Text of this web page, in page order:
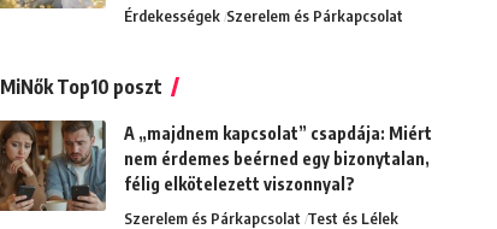
Érdekességek Szerelem és Párkapcsolat
MiNők Top10 poszt
A „majdnem kapcsolat” csapdája: Miért
nem érdemes beérned egy bizonytalan,
félig elkötelezett viszonnyal?
Szerelem és Párkapcsolat Test és Lélek